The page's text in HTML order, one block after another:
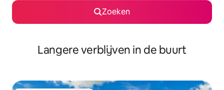
Zoeken
Langere verblijven in de buurt